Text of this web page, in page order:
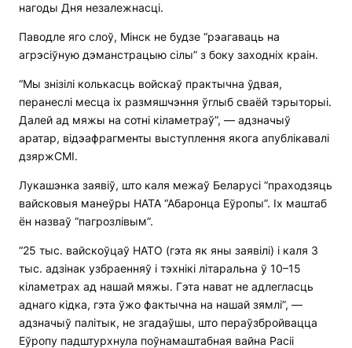
нагоды Дня незалежнасці.
Паводле яго слоў, Мінск не будзе “рэагаваць на
агрэсіўную дэманстрацыю сілы” з боку заходніх краін.
“Мы знізілі колькасць войскаў практычна ўдвая,
перанеслі месца іх размяшчэння ўглыб сваёй тэрыторыі.
Далей ад мяжы на сотні кіламетраў”, — адзначыў
аратар, відэафрагменты выступлення якога апублікавалі
дзяржСМІ.
Лукашэнка заявіў, што каля межаў Беларусі “праходзяць
вайсковыя манеўры НАТА “Абаронца Еўропы”. Іх маштаб
ён назваў “пагрозлівым”.
“25 тыс. вайскоўцаў НАТО (гэта як яны заявілі) і каля 3
тыс. адзінак узбраенняў і тэхнікі літаральна ў 10–15
кіламетрах ад нашай мяжы. Гэта нават не адлегласць
аднаго кідка, гэта ўжо фактычна на нашай зямлі”, —
адзначыў палітык, не згадаўшы, што пераўзбройвацца
Еўропу падштурхнула поўнамаштабная вайна Расіі